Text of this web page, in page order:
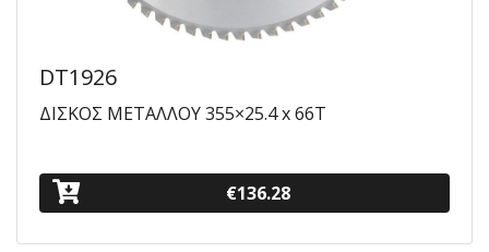
DT1926
ΔΙΣΚΟΣ ΜΕΤΑΛΛΟΥ 355×25.4 x 66T
€136.28